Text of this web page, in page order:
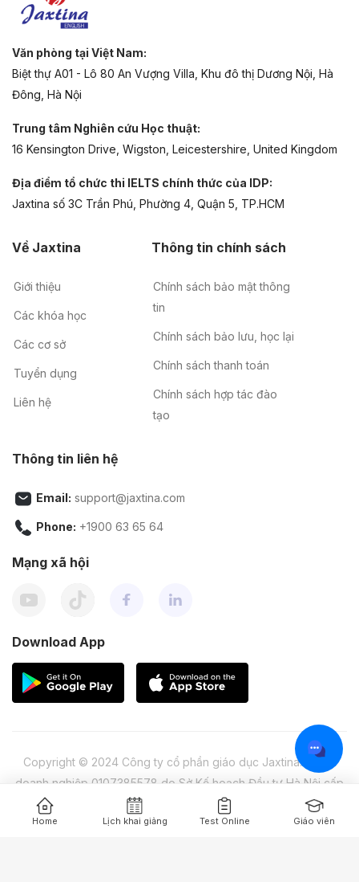
Văn phòng tại Việt Nam:
Biệt thự A01 - Lô 80 An Vượng Villa, Khu đô thị Dương Nội, Hà
Đông, Hà Nội
Trung tâm Nghiên cứu Học thuật:
16 Kensington Drive, Wigston, Leicestershire, United Kingdom
Địa điểm tổ chức thi IELTS chính thức của IDP:
Jaxtina số 3C Trần Phú, Phường 4, Quận 5, TP.HCM
Về Jaxtina
Giới thiệu
Các khóa học
Các cơ sở
Tuyển dụng
Liên hệ
Thông tin chính sách
Chính sách bảo mật thông
tin
Chính sách bảo lưu, học lại
Chính sách thanh toán
Chính sách hợp tác đào
tạo
Thông tin liên hệ
Email: support@jaxtina.com
Phone: +1900 63 65 64
Mạng xã hội
Download App
Copyright © 2024 Công ty cổ phần giáo dục Jaxtina. Mã số
doanh nghiệp 0107385578 do Sở Kế hoạch Đầu tư Hà Nội cấp
lần 1 ngày 04/04/2016
Home Lịch khai giảng Test Online Giáo viên